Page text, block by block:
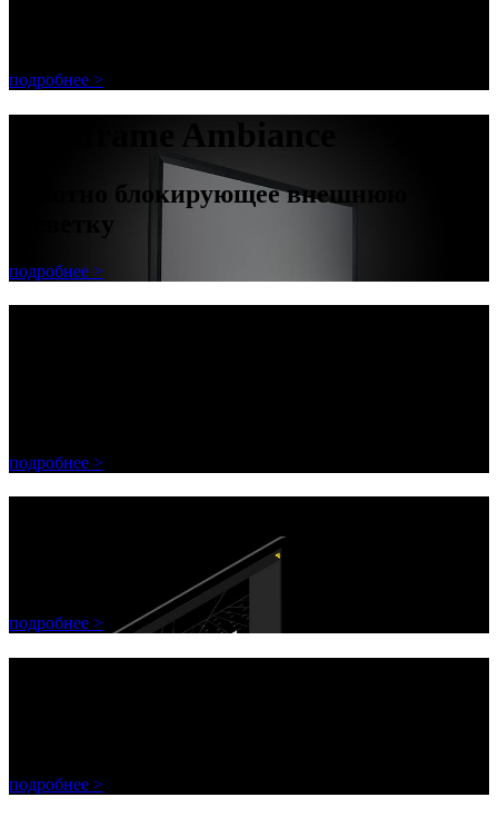
подробнее >
Decoframe Ambiance
полотно блокирующее внешнюю
засветку
подробнее >
подробнее >
подробнее >
подробнее >